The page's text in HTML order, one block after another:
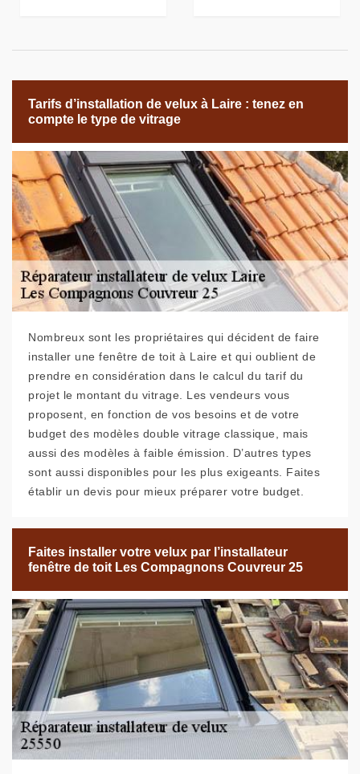
Tarifs d’installation de velux à Laire : tenez en
compte le type de vitrage
Nombreux sont les propriétaires qui décident de faire
installer une fenêtre de toit à Laire et qui oublient de
prendre en considération dans le calcul du tarif du
projet le montant du vitrage. Les vendeurs vous
proposent, en fonction de vos besoins et de votre
budget des modèles double vitrage classique, mais
aussi des modèles à faible émission. D’autres types
sont aussi disponibles pour les plus exigeants. Faites
établir un devis pour mieux préparer votre budget.
Faites installer votre velux par l’installateur
fenêtre de toit Les Compagnons Couvreur 25